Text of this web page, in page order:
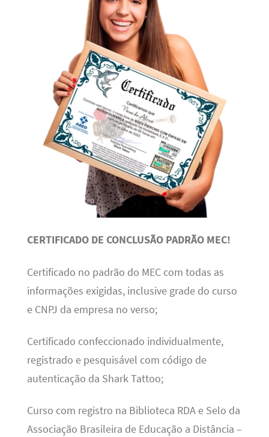
CERTIFICADO DE CONCLUSÃO PADRÃO MEC!
Certificado no padrão do MEC com todas as
informações exigidas, inclusive grade do curso
e CNPJ da empresa no verso;
Certificado confeccionado individualmente,
registrado e pesquisável com código de
autenticação da Shark Tattoo;
Curso com registro na Biblioteca RDA e Selo da
Associação Brasileira de Educação a Distância –